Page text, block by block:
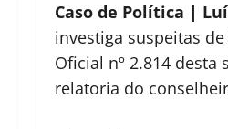
Caso de Política |
investiga suspeitas
Oficial nº 2.814 desta
relatoria do